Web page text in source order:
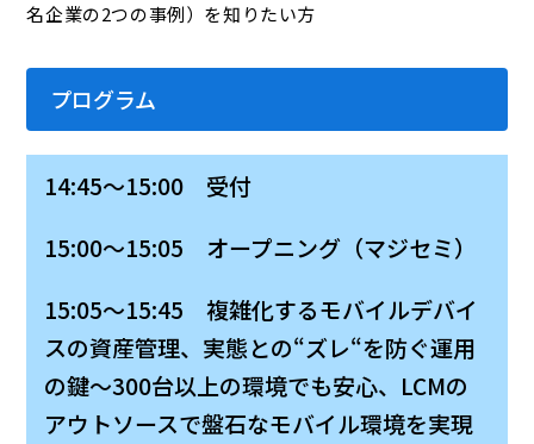
名企業の2つの事例）を知りたい方
プログラム
14:45～15:00 受付
15:00～15:05 オープニング（マジセミ）
15:05～15:45 複雑化するモバイルデバイ
スの資産管理、実態との“ズレ“を防ぐ運用
の鍵〜300台以上の環境でも安心、LCMの
アウトソースで盤石なモバイル環境を実現